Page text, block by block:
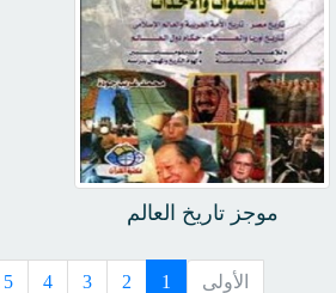
موجز تاريخ العالم
الأولى 1
2
3
4
5